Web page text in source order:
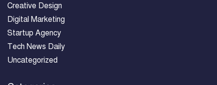
Creative Design
Digital Marketing
Startup Agency
Tech News Daily
Uncategorized